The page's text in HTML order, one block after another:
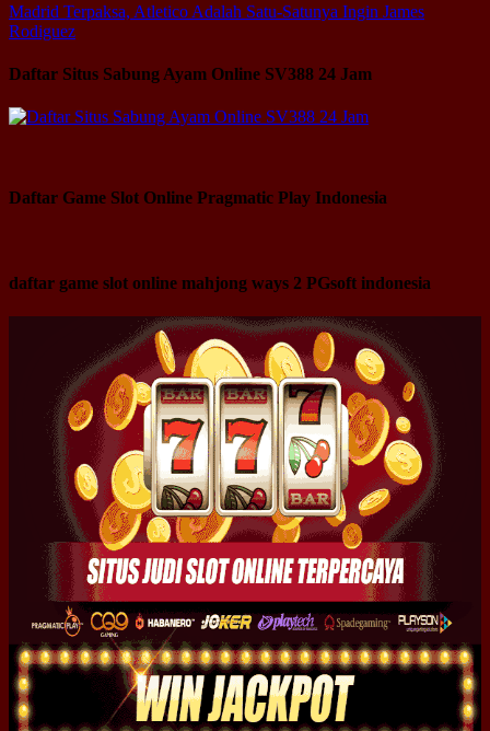
Madrid Terpaksa, Atletico Adalah Satu-Satunya Ingin James
Rodiguez
Daftar Situs Sabung Ayam Online SV388 24 Jam
Daftar Game Slot Online Pragmatic Play Indonesia
daftar game slot online mahjong ways 2 PGsoft indonesia